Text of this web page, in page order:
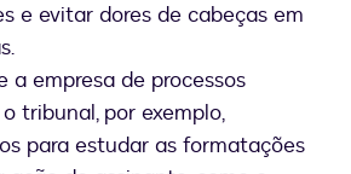
e evitar dores de cabeças em
a empresa de processos
tribunal, por exemplo,
para estudar as formatações